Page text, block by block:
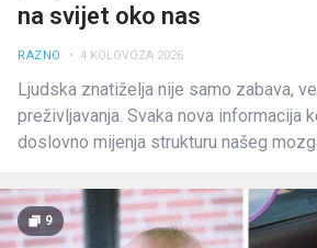
na svijet oko nas
RAZNO • 4 KOLOVOZA 2026
Ljudska znatiželja nije samo zabava,
preživljavanja. Svaka nova informacija
doslovno mijenja strukturu našeg
9